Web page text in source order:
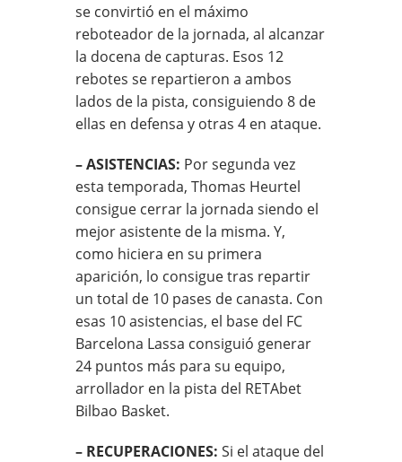
se convirtió en el máximo
reboteador de la jornada, al alcanzar
la docena de capturas. Esos 12
rebotes se repartieron a ambos
lados de la pista, consiguiendo 8 de
ellas en defensa y otras 4 en ataque.
– ASISTENCIAS: Por segunda vez
esta temporada, Thomas Heurtel
consigue cerrar la jornada siendo el
mejor asistente de la misma. Y,
como hiciera en su primera
aparición, lo consigue tras repartir
un total de 10 pases de canasta. Con
esas 10 asistencias, el base del FC
Barcelona Lassa consiguió generar
24 puntos más para su equipo,
arrollador en la pista del RETAbet
Bilbao Basket.
– RECUPERACIONES: Si el ataque del